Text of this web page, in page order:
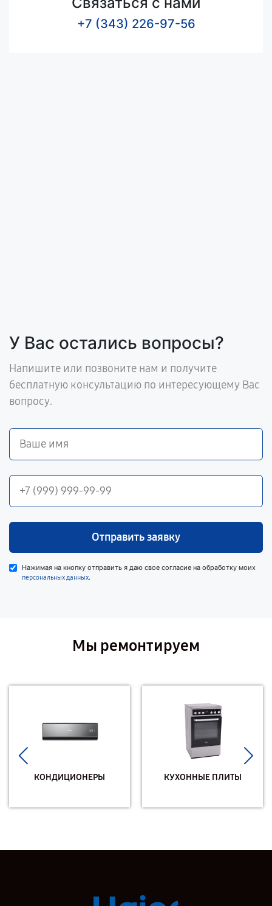
+7 (343) 226-97-56
У Вас остались вопросы?
Напишите или позвоните нам и получите
бесплатную консультацию по интересующему Вас
вопросу.
Отправить заявку
Нажимая на кнопку отправить я даю свое согласие на обработку моих
персональных данных.
Мы ремонтируем
КОНДИЦИОНЕРЫ КУХОННЫЕ ПЛИТЫ